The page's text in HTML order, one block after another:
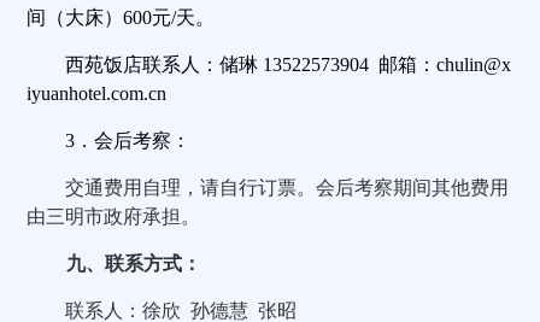
间（大床）600元/天。
西苑饭店联系人：储琳 13522573904 邮箱：chulin@x
iyuanhotel.com.cn
3 ．会后考察：
交通费用自理，请自行订票。会后考察期间其他费用
由三明市政府承担。
九、联系方式：
联系人：徐欣 孙德慧 张昭